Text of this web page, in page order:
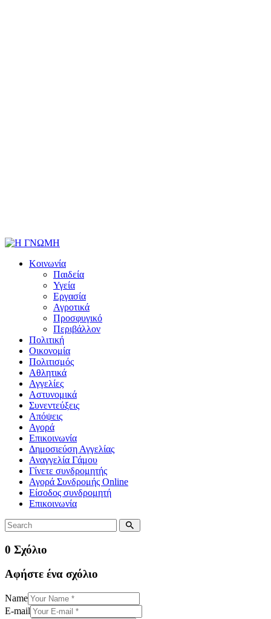
Κοινωνία
Παιδεία
Υγεία
Εργασία
Αγροτικά
Προσφυγικό
Περιβάλλον
Πολιτική
Οικονομία
Πολιτισμός
Αθλητικά
Αγγελίες
Αστυνομικά
Συνεντεύξεις
Απόψεις
Αγορά
Επικοινωνία
Δημοσιεύση Αγγελίας
Αναγγελία Γάμου
Γίνετε συνδρομητής
Αγορά Συνδρομής Online
Είσοδος συνδρομητή
Επικοινωνία
0 Σχόλιο
Αφήστε ένα σχόλιο
Name
E-mail